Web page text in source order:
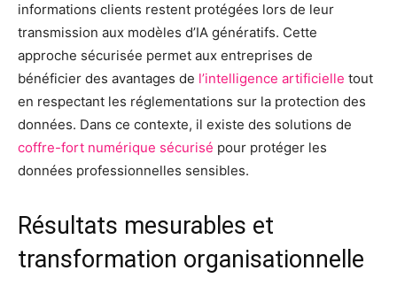
informations clients restent protégées lors de leur
transmission aux modèles d’IA génératifs. Cette
approche sécurisée permet aux entreprises de
bénéficier des avantages de l’intelligence artificielle tout
en respectant les réglementations sur la protection des
données. Dans ce contexte, il existe des solutions de
coffre-fort numérique sécurisé pour protéger les
données professionnelles sensibles.
Résultats mesurables et
transformation organisationnelle